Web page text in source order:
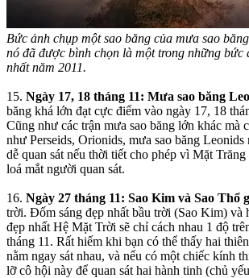
Bức ảnh chụp một sao băng của mưa sao
nó đã được bình chọn là một trong những bức
nhất năm 2011.
15. Ngày 17, 18 tháng 11: Mưa sao băng
băng khá lớn đạt cực điểm vào ngày 17, 18
Cũng như các trận mưa sao băng lớn khác mà
như Perseids, Orionids, mưa sao băng Leonids
dễ quan sát nếu thời tiết cho phép vì Mặt
loá mắt người quan sát.
16. Ngày 27 tháng 11: Sao Kim và Sao Thổ
trời. Đốm sáng đẹp nhất bầu trời (Sao Kim) và
đẹp nhất Hệ Mặt Trời sẽ chỉ cách nhau 1 độ
tháng 11. Rất hiếm khi bạn có thể thấy hai
nằm ngay sát nhau, và nếu có một chiếc kính
lỡ cô hội này để quan sát hai hành tinh (chủ